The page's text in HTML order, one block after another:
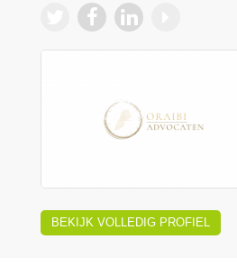
BEKIJK VOLLEDIG PROFIEL